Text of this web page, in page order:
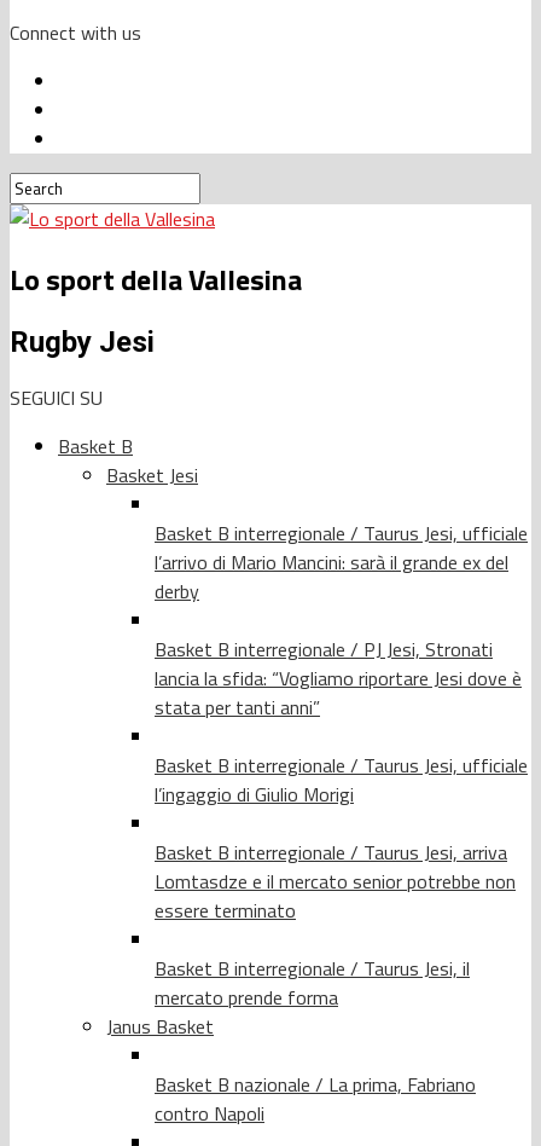
Connect with us
Lo sport della Vallesina
Rugby Jesi
SEGUICI SU
Basket B
Basket Jesi
Basket B interregionale / Taurus Jesi, ufficiale
l’arrivo di Mario Mancini: sarà il grande ex del
derby
Basket B interregionale / PJ Jesi, Stronati
lancia la sfida: “Vogliamo riportare Jesi dove è
stata per tanti anni”
Basket B interregionale / Taurus Jesi, ufficiale
l’ingaggio di Giulio Morigi
Basket B interregionale / Taurus Jesi, arriva
Lomtasdze e il mercato senior potrebbe non
essere terminato
Basket B interregionale / Taurus Jesi, il
mercato prende forma
Janus Basket
Basket B nazionale / La prima, Fabriano
contro Napoli